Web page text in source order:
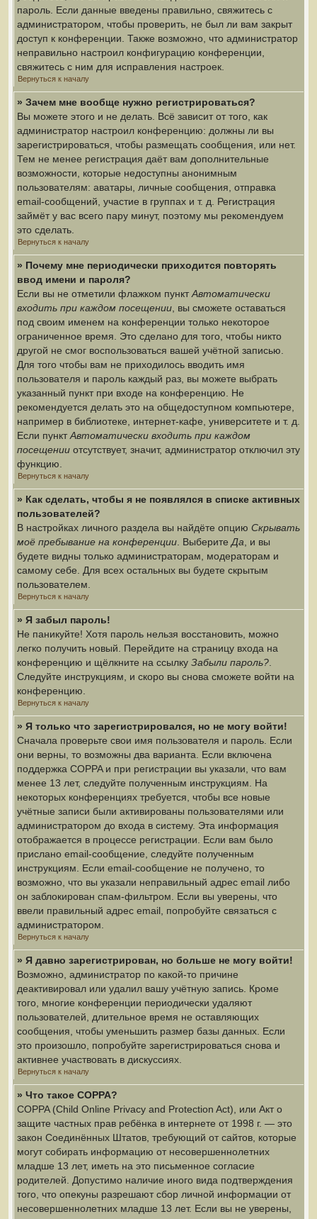
пароль. Если данные введены правильно, свяжитесь с
администратором, чтобы проверить, не был ли вам закрыт
доступ к конференции. Также возможно, что администратор
неправильно настроил конфигурацию конференции,
свяжитесь с ним для исправления настроек.
Вернуться к началу
» Зачем мне вообще нужно регистрироваться?
Вы можете этого и не делать. Всё зависит от того, как
администратор настроил конференцию: должны ли вы
зарегистрироваться, чтобы размещать сообщения, или нет.
Тем не менее регистрация даёт вам дополнительные
возможности, которые недоступны анонимным
пользователям: аватары, личные сообщения, отправка
email-сообщений, участие в группах и т. д. Регистрация
займёт у вас всего пару минут, поэтому мы рекомендуем
это сделать.
Вернуться к началу
» Почему мне периодически приходится повторять
ввод имени и пароля?
Если вы не отметили флажком пунктАвтоматически
входить при каждом посещении , вы сможете оставаться
под своим именем на конференции только некоторое
ограниченное время. Это сделано для того, чтобы никто
другой не смог воспользоваться вашей учётной записью.
Для того чтобы вам не приходилось вводить имя
пользователя и пароль каждый раз, вы можете выбрать
указанный пункт при входе на конференцию. Не
рекомендуется делать это на общедоступном компьютере,
например в библиотеке, интернет-кафе, университете и т. д.
Если пунктАвтоматически входить при каждом
посещении отсутствует, значит, администратор отключил эту
функцию.
Вернуться к началу
» Как сделать, чтобы я не появлялся в списке активных
пользователей?
В настройках личного раздела вы найдёте опцию Скрывать
моё пребывание на конференции . Выберите Да , и вы
будете видны только администраторам, модераторам и
самому себе. Для всех остальных вы будете скрытым
пользователем.
Вернуться к началу
» Я забыл пароль!
Не паникуйте! Хотя пароль нельзя восстановить, можно
легко получить новый. Перейдите на страницу входа на
конференцию и щёлкните на ссылку Забыли пароль?
Следуйте инструкциям, и скоро вы снова сможете войти на
конференцию.
Вернуться к началу
» Я только что зарегистрировался, но не могу войти!
Сначала проверьте свои имя пользователя и пароль. Если
они верны, то возможны два варианта. Если включена
поддержка COPPA и при регистрации вы указали, что вам
менее 13 лет, следуйте полученным инструкциям. На
некоторых конференциях требуется, чтобы все новые
учётные записи были активированы пользователями или
администратором до входа в систему. Эта информация
отображается в процессе регистрации. Если вам было
прислано email-сообщение, следуйте полученным
инструкциям. Если email-сообщение не получено, то
возможно, что вы указали неправильный адрес email либо
он заблокирован спам-фильтром. Если вы уверены, что
ввели правильный адрес email, попробуйте связаться с
администратором.
Вернуться к началу
» Я давно зарегистрирован, но больше не могу войти!
Возможно, администратор по какой-то причине
деактивировал или удалил вашу учётную запись. Кроме
того, многие конференции периодически удаляют
пользователей, длительное время не оставляющих
сообщения, чтобы уменьшить размер базы данных. Если
это произошло, попробуйте зарегистрироваться снова и
активнее участвовать в дискуссиях.
Вернуться к началу
» Что такое COPPA?
COPPA (Child Online Privacy and Protection Act), или Акт о
защите частных прав ребёнка в интернете от 1998 г. — это
закон Соединённых Штатов, требующий от сайтов, которые
могут собирать информацию от несовершеннолетних
младше 13 лет, иметь на это письменное согласие
родителей. Допустимо наличие иного вида подтверждения
того, что опекуны разрешают сбор личной информации от
несовершеннолетних младше 13 лет. Если вы не уверены,